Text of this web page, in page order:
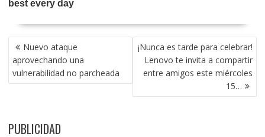
NAVEGACIÓN
DE
ENTRADAS
Nuevo ataque
aprovechando una
vulnerabilidad no parcheada
¡Nunca es tarde para celebrar!
Lenovo te invita a compartir
entre amigos este miércoles
15…
PUBLICIDAD